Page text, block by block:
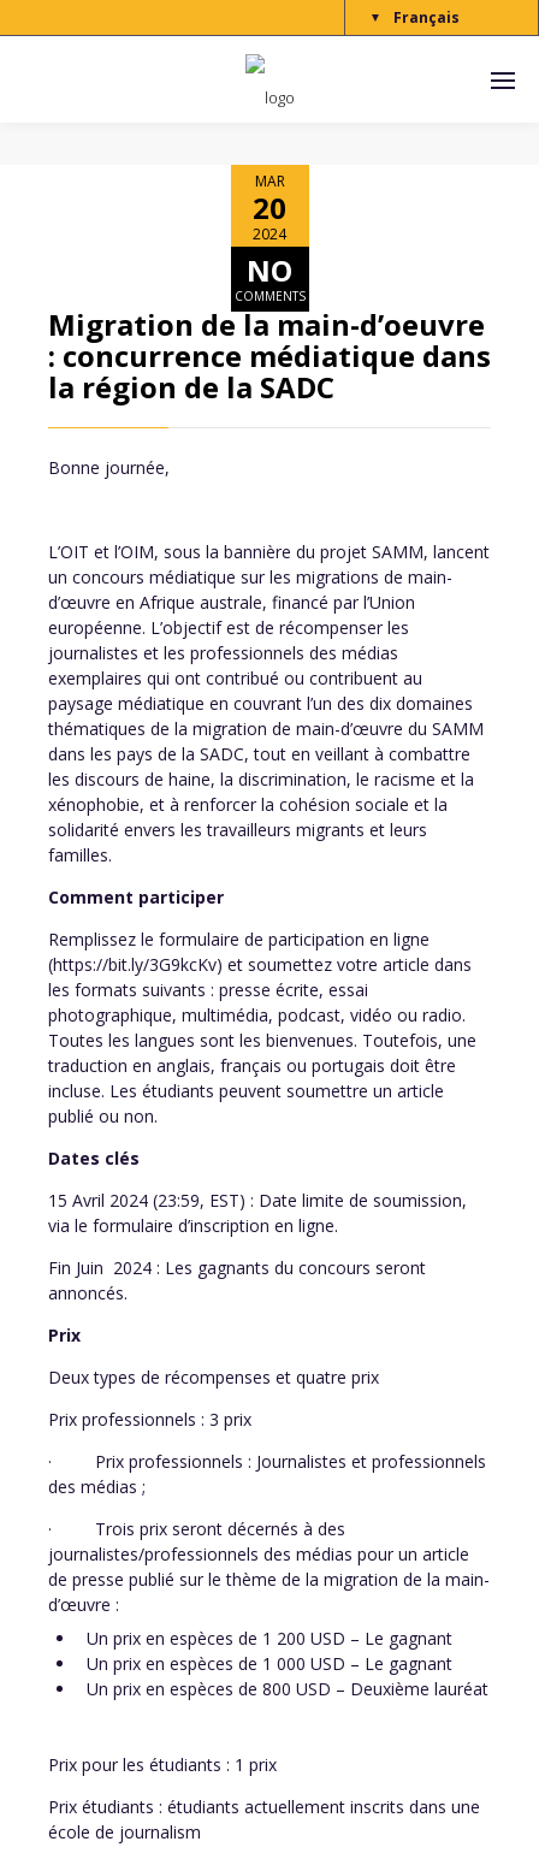
Français
▼
MAR
20
2024
NO
COMMENTS
Migration de la main-d’oeuvre
: concurrence médiatique dans
la région de la SADC
Bonne journée,
L’OIT et l’OIM, sous la bannière du projet SAMM, lancent
un concours médiatique sur les migrations de main-
d’œuvre en Afrique australe, financé par l’Union
européenne. L’objectif est de récompenser les
journalistes et les professionnels des médias
exemplaires qui ont contribué ou contribuent au
paysage médiatique en couvrant l’un des dix domaines
thématiques de la migration de main-d’œuvre du SAMM
dans les pays de la SADC, tout en veillant à combattre
les discours de haine, la discrimination, le racisme et la
xénophobie, et à renforcer la cohésion sociale et la
solidarité envers les travailleurs migrants et leurs
familles.
Comment participer
Remplissez le formulaire de participation en ligne
(https://bit.ly/3G9kcKv) et soumettez votre article dans
les formats suivants : presse écrite, essai
photographique, multimédia, podcast, vidéo ou radio.
Toutes les langues sont les bienvenues. Toutefois, une
traduction en anglais, français ou portugais doit être
incluse. Les étudiants peuvent soumettre un article
publié ou non.
Dates clés
15 Avril 2024 (23:59, EST) : Date limite de soumission,
via le formulaire d’inscription en ligne.
Fin Juin 2024 : Les gagnants du concours seront
annoncés.
Prix
Deux types de récompenses et quatre prix
Prix professionnels : 3 prix
· Prix professionnels : Journalistes et professionnels
des médias ;
· Trois prix seront décernés à des
journalistes/professionnels des médias pour un article
de presse publié sur le thème de la migration de la main-
d’œuvre :
Un prix en espèces de 1 200 USD – Le gagnant
Un prix en espèces de 1 000 USD – Le gagnant
Un prix en espèces de 800 USD – Deuxième lauréat
Prix pour les étudiants : 1 prix
Prix étudiants : étudiants actuellement inscrits dans une
école de journalism